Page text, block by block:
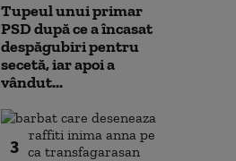
Tupeul unui primar
PSD după ce a încasat
despăgubiri pentru
secetă, iar apoi a
vândut...
3